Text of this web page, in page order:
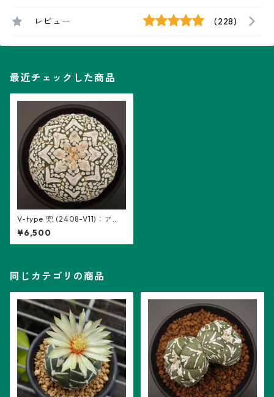
レビュー (228)
最近チェックした商品
V-type 兜 (2408-V11)：アス
トロフィツム属 ※実生
¥6,500
同じカテゴリの商品